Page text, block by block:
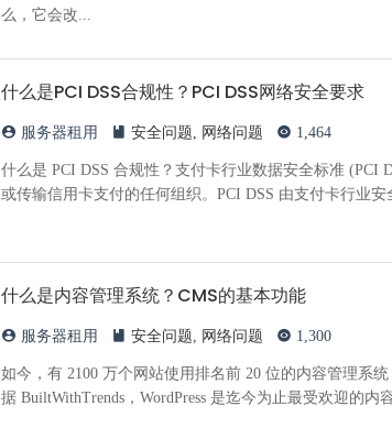
么，它会改...
什么是PCI DSS合规性？PCI DSS网络安全要求
服务器租用 安全问题, 网络问题 1,464
什么是 PCI DSS 合规性？支付卡行业数据安全标准 (PCI
或传输信用卡支付的任何组织。PCI DSS 由支付卡行业安
什么是内容管理系统？CMS的基本功能
服务器租用 安全问题, 网络问题 1,300
如今，有 2100 万个网站使用排名前 20 位的内容管理系
据 BuiltWithTrends，WordPress 是迄今为止最受欢迎的内